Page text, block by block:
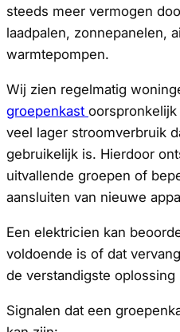
steeds meer vermogen
laadpalen, zonnepanelen,
warmtepompen.
Wij zien regelmatig
groepenkast
veel lager stroomverbruik
gebruikelijk is. Hierdoor
uitvallende groepen of
aansluiten van nieuwe
Een elektricien kan
voldoende is of dat
de verstandigste oplossing
Signalen dat een